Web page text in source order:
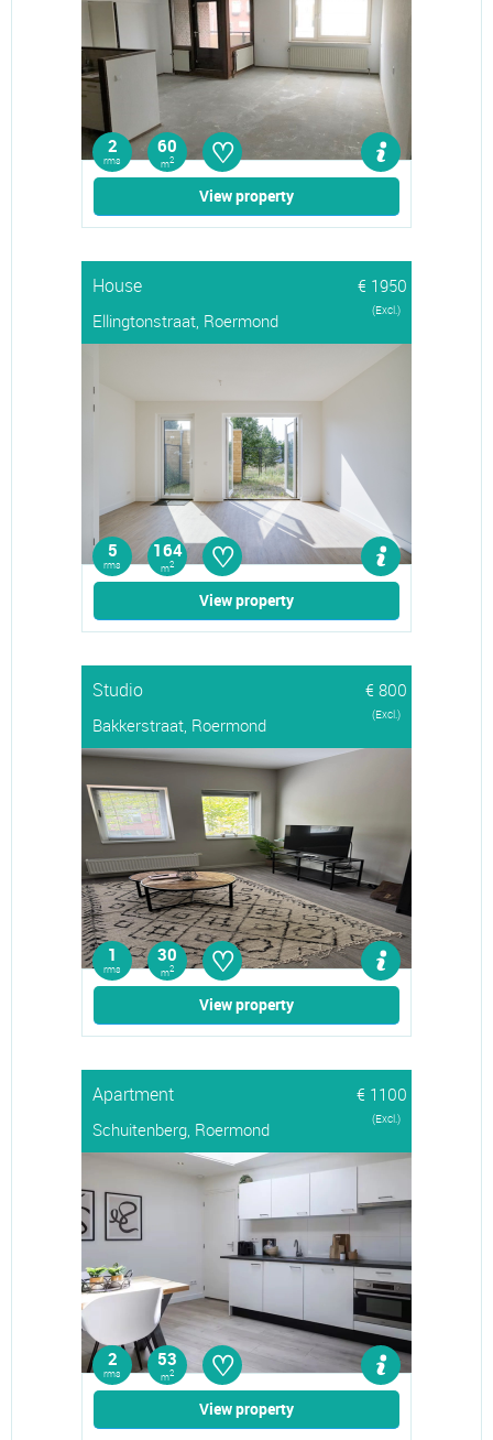
2
rms
60
m2 ♡
View property
House
€ 1950
Ellingtonstraat, Roermond
(Excl.)
5
rms
164
m2 ♡
View property
Studio
€ 800
Bakkerstraat, Roermond
(Excl.)
1
rms
30
m2 ♡
View property
Apartment
€ 1100
Schuitenberg, Roermond
(Excl.)
2
rms
53
m2 ♡
View property